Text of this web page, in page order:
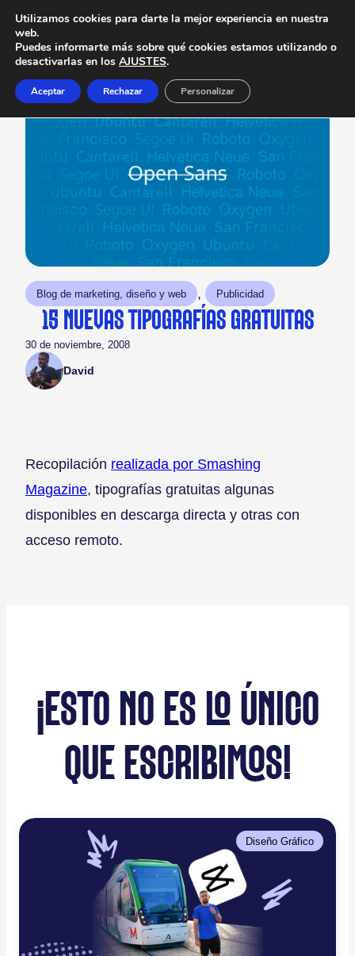
Blog de marketing, diseño y web , Publicidad
15 NUEVAS TIPOGRAFÍAS GRATUITAS
30 de noviembre, 2008
David
Recopilación realizada por Smashing
Magazine, tipografías gratuitas algunas
disponibles en descarga directa y otras con
acceso remoto.
¡ESTO NO ES LO ÚNICO
QUE ESCRIBIMOS!
Diseño Gráfico
Utilizamos cookies para darte la mejor experiencia en nuestra
web.
Puedes informarte más sobre qué cookies estamos utilizando o
desactivarlas en los AJUSTES.
Aceptar Rechazar Personalizar